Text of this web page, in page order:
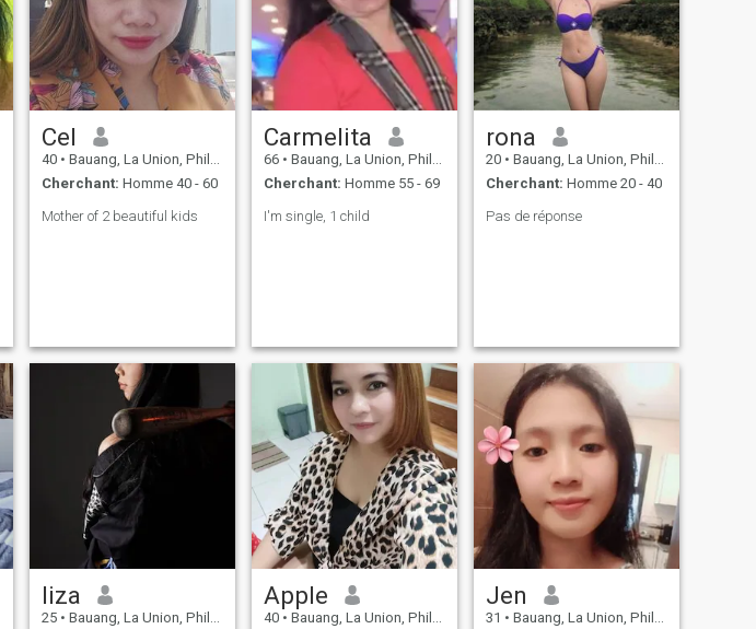
Cel
40 • Bauang, La Union, Philippines
Cherchant: Homme 40 - 60
Mother of 2 beautiful kids
Carmelita
66 • Bauang, La Union, Philippines
Cherchant: Homme 55 - 69
I'm single, 1 child
rona
20 • Bauang, La Union, Philippines
Cherchant: Homme 20 - 40
Pas de réponse
liza
25 • Bauang, La Union, Philippines
Apple
40 • Bauang, La Union, Philippines
Jen
31 • Bauang, La Union, Philippines